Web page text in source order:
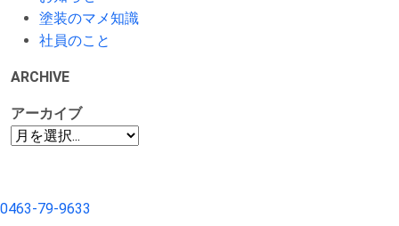
塗装のマメ知識
社員のこと
ARCHIVE
アーカイブ
0463-79-9633